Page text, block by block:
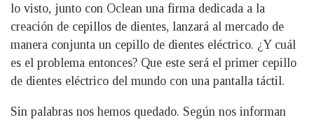
lo visto, junto con Oclean una firma dedicada a la
creación de cepillos de dientes, lanzará al mercado de
manera conjunta un cepillo de dientes eléctrico. ¿Y cuál
es el problema entonces? Que este será el primer cepillo
de dientes eléctrico del mundo con una pantalla táctil.
Sin palabras nos hemos quedado. Según nos informan